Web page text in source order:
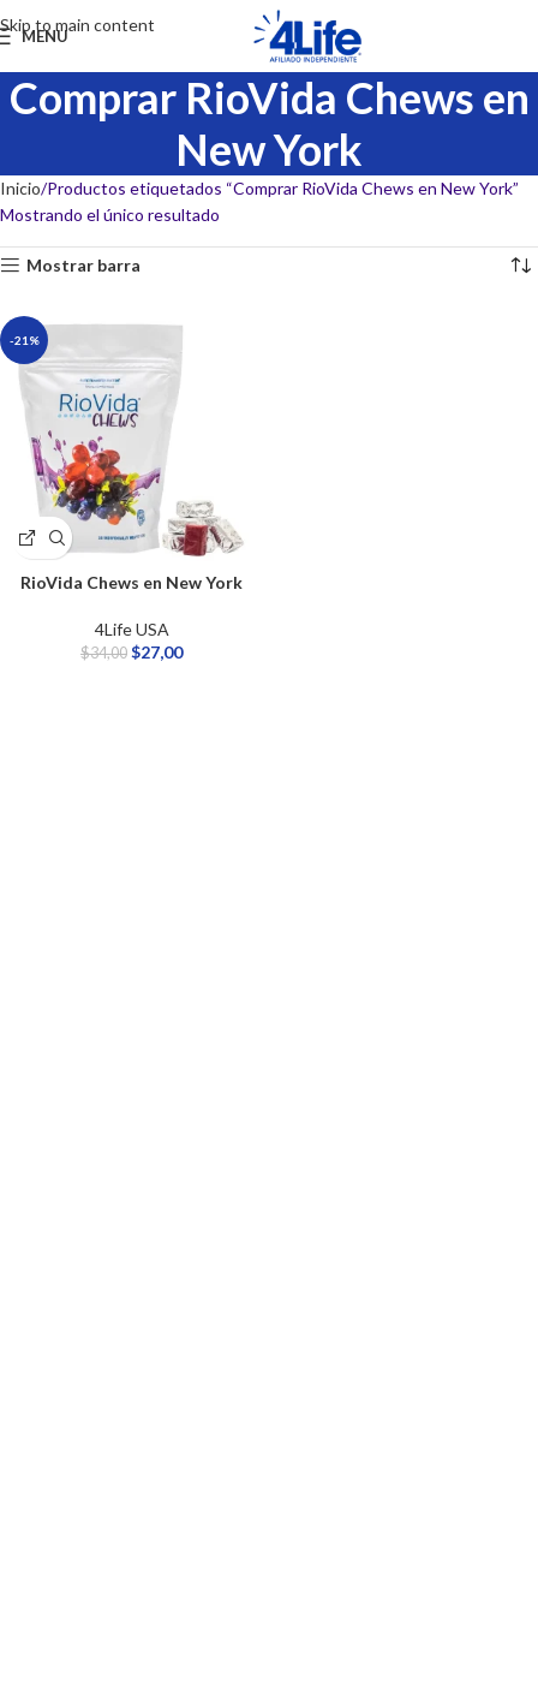
Skip to main content
MENU
Comprar RioVida Chews en
New York
Inicio Productos etiquetados “Comprar RioVida Chews en New York”
Mostrando el único resultado
Mostrar barra
-21%
RioVida Chews en New York
4Life USA
$34,00 $27,00